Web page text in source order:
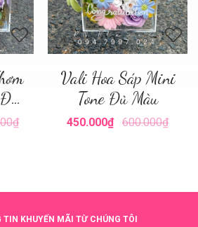
Vali Hoa Sáp Mini
Tone Đủ Màu
450.000₫ 600.000₫
TIN KHUYẾN MÃI TỪ CHÚNG TÔI